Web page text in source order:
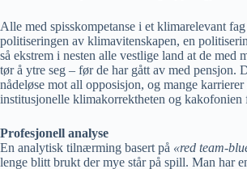
Alle med spisskompetanse i et klimarelevant
politiseringen av klimavitenskapen, en
så ekstrem i nesten alle vestlige land at de med
tør å ytre seg – før de har gått av med pensjon.
nådeløse mot all opposisjon, og mange
institusjonelle klimakorrektheten og kakofonien
Profesjonell analyse
En analytisk tilnærming basert på «red team-
lenge blitt brukt der mye står på spill. Man har